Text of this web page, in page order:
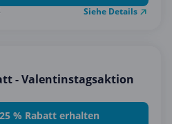
Siehe Details
- Valentinstagsaktion
25 % Rabatt erhalten